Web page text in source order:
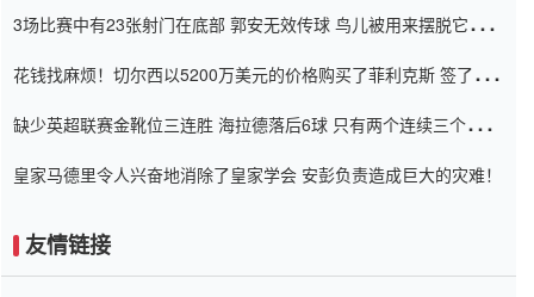
3场比赛中有23张射门在底部 郭安无效传球 鸟儿被用来摆脱它
花钱找麻烦！切尔西以5200万美元的价格购买了菲利克斯 签了7年
缺少英超联赛金靴位三连胜 海拉德落后6球 只有两个连续三个连续
皇家马德里令人兴奋地消除了皇家学会 安彭负责造成巨大的灾难！
友情链接